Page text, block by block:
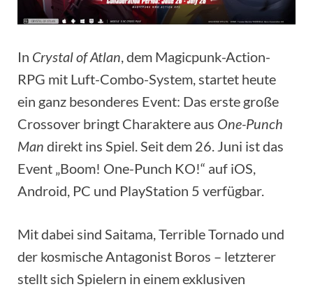
In Crystal of Atlan, dem Magicpunk-Action-
RPG mit Luft-Combo-System, startet heute
ein ganz besonderes Event: Das erste große
Crossover bringt Charaktere aus One-Punch
Man direkt ins Spiel. Seit dem 26. Juni ist das
Event „Boom! One-Punch KO!“ auf iOS,
Android, PC und PlayStation 5 verfügbar.
Mit dabei sind Saitama, Terrible Tornado und
der kosmische Antagonist Boros – letzterer
stellt sich Spielern in einem exklusiven